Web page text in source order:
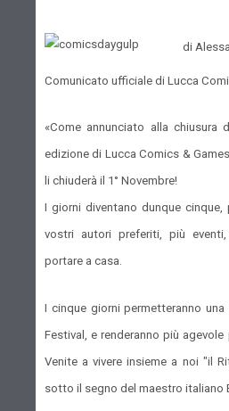
di
Comunicato ufficiale di Lucca
«Come annunciato alla chiusura
edizione di Lucca Comics &
li chiuderà il 1° Novembre!
I giorni diventano dunque
vostri autori preferiti, più
portare a casa.
I cinque giorni permetteranno
Festival, e renderanno più
Venite a vivere insieme a noi "il
sotto il segno del maestro italiano